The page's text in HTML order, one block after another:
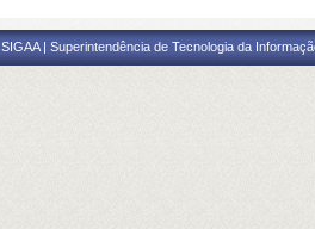
SIGAA | Superintendência de Tecnologia da